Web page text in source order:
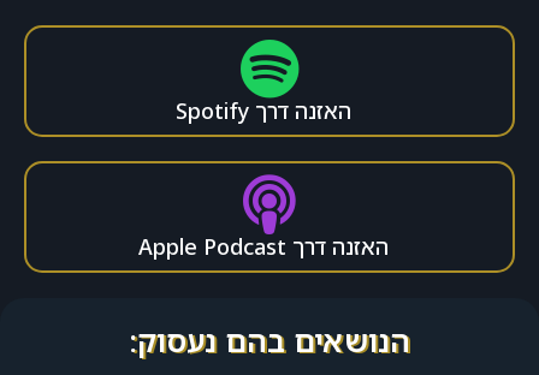
האזנה דרך Spotify
האזנה דרך Apple Podcast
הנושאים בהם נעסוק: